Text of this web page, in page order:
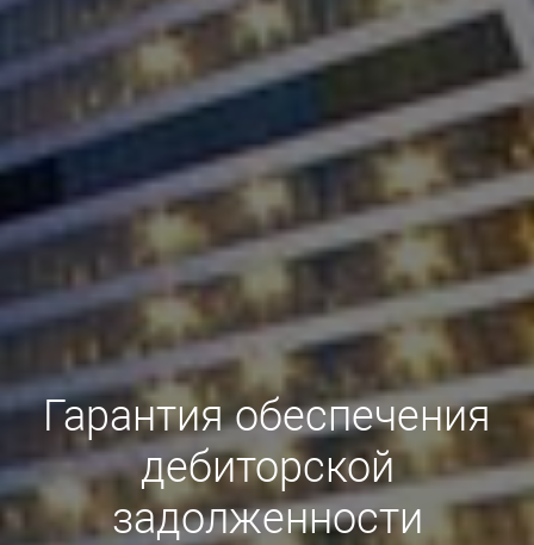
Гарантия обеспечения
дебиторской
задолженности